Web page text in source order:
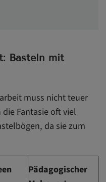
Basteln mit
muss nicht teuer
Fantasie oft viel
da sie zum
Pädagogischer